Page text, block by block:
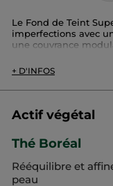
Le Fond de Teint
imperfections avec
une couvrance
La peau est matifiée
rééquilibrée : jour
atténuées. Sur la
formule composée à
- Tenue 16h*
- Non comédogène,
- Extrait végétal de
+ D'INFOS
Actif végétal
Thé Boréal
Rééquilibre et
peau